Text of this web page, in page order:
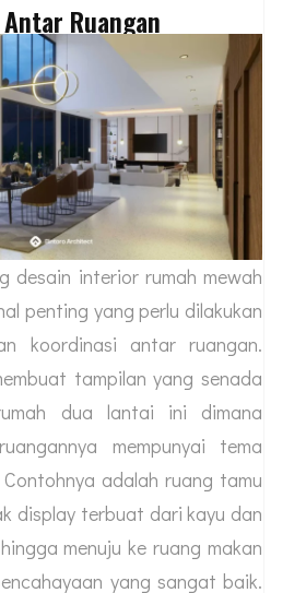
Ruangan
desain interior rumah mewah
penting yang perlu dilakukan
koordinasi antar ruangan.
tampilan yang senada
dua lantai ini dimana
mempunyai tema
adalah ruang tamu
display terbuat dari kayu dan
menuju ke ruang makan
yang sangat baik.